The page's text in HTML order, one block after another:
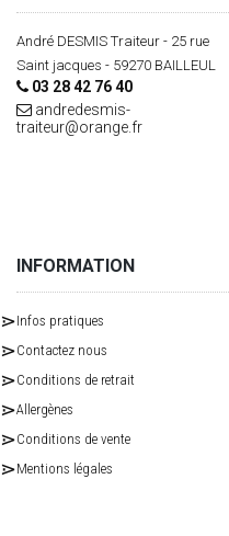
André DESMIS Traiteur - 25 rue
Saint jacques - 59270 BAILLEUL
03 28 42 76 40
andredesmis-
traiteur@orange.fr
INFORMATION
Infos pratiques
Contactez nous
Conditions de retrait
Allergènes
Conditions de vente
Mentions légales